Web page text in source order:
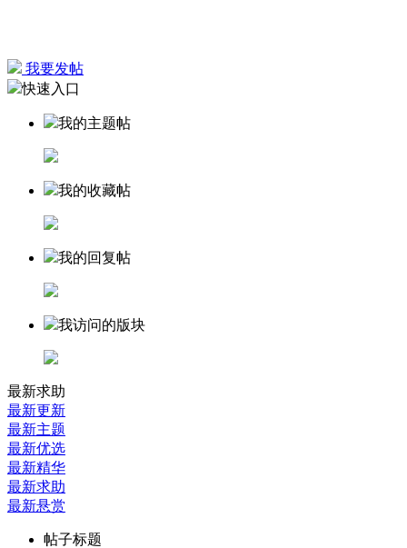
我要发帖
快速入口
我的主题帖
我的收藏帖
我的回复帖
我访问的版块
最新求助
最新更新
最新主题
最新优选
最新精华
最新求助
最新悬赏
帖子标题